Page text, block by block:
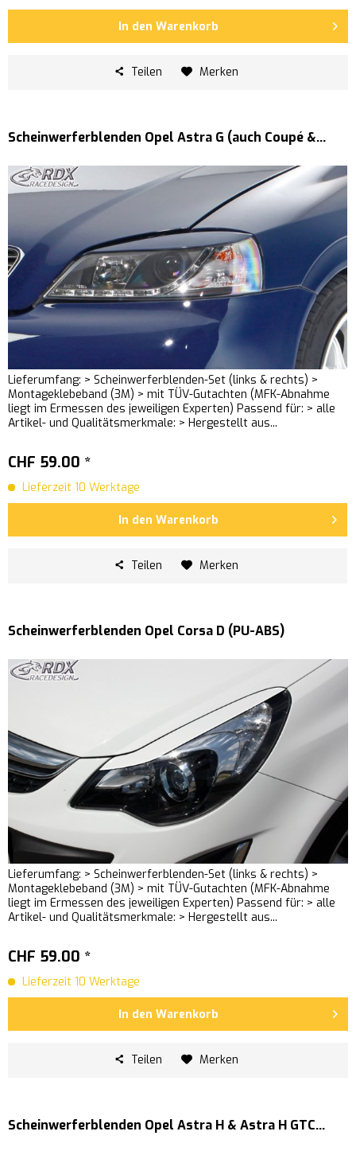
In den Warenkorb
Teilen Merken
Scheinwerferblenden Opel Astra G (auch Coupé &...
Lieferumfang: > Scheinwerferblenden-Set (links & rechts) >
Montageklebeband (3M) > mit TÜV-Gutachten (MFK-Abnahme
liegt im Ermessen des jeweiligen Experten) Passend für: > alle
Artikel- und Qualitätsmerkmale: > Hergestellt aus...
CHF 59.00 *
Lieferzeit 10 Werktage
In den Warenkorb
Teilen Merken
Scheinwerferblenden Opel Corsa D (PU-ABS)
Lieferumfang: > Scheinwerferblenden-Set (links & rechts) >
Montageklebeband (3M) > mit TÜV-Gutachten (MFK-Abnahme
liegt im Ermessen des jeweiligen Experten) Passend für: > alle
Artikel- und Qualitätsmerkmale: > Hergestellt aus...
CHF 59.00 *
Lieferzeit 10 Werktage
In den Warenkorb
Teilen Merken
Scheinwerferblenden Opel Astra H & Astra H GTC...